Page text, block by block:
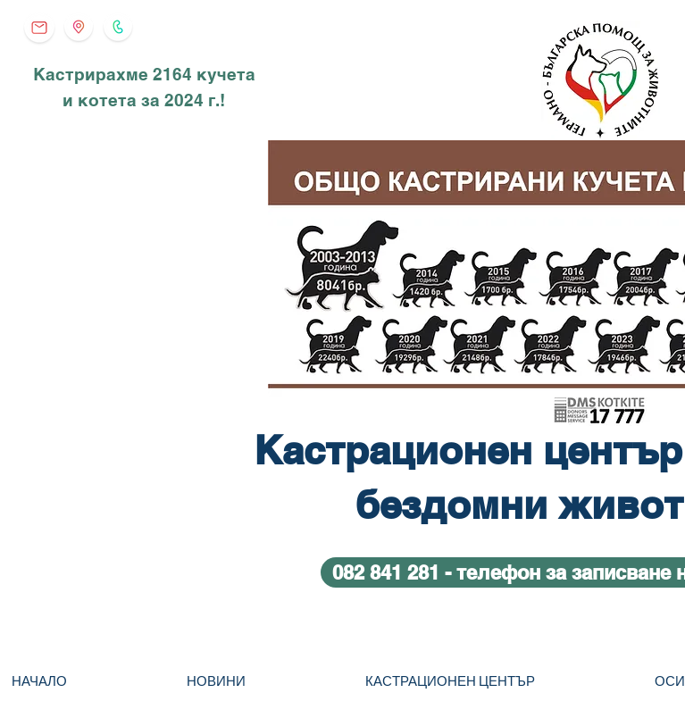
Кастрирахме 2164 кучета
и котета за 2024 г.!
Кастрационен
бездомни
082 841 281 - телефон за записване
НАЧАЛО НОВИНИ КАСТРАЦИОНЕН ЦЕНТЪР